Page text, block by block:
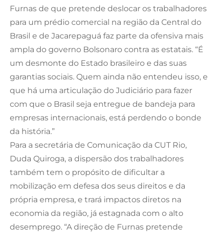
Furnas de que pretende deslocar os trabalhadores
para um prédio comercial na região da Central do
Brasil e de Jacarepaguá faz parte da ofensiva mais
ampla do governo Bolsonaro contra as estatais. “É
um desmonte do Estado brasileiro e das suas
garantias sociais. Quem ainda não entendeu isso, e
que há uma articulação do Judiciário para fazer
com que o Brasil seja entregue de bandeja para
empresas internacionais, está perdendo o bonde
da história.”
Para a secretária de Comunicação da CUT Rio,
Duda Quiroga, a dispersão dos trabalhadores
também tem o propósito de dificultar a
mobilização em defesa dos seus direitos e da
própria empresa, e trará impactos diretos na
economia da região, já estagnada com o alto
desemprego. “A direção de Furnas pretende